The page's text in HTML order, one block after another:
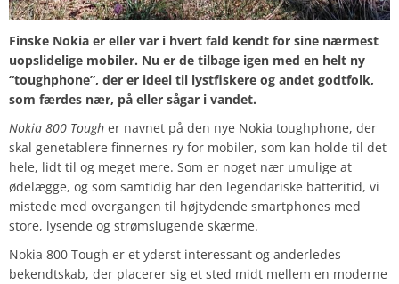
Finske Nokia er eller var i hvert fald kendt for sine nærmest
uopslidelige mobiler. Nu er de tilbage igen med en helt ny
“toughphone”, der er ideel til lystfiskere og andet godtfolk,
som færdes nær, på eller sågar i vandet.
Nokia 800 Tough er navnet på den nye Nokia toughphone, der
skal genetablere finnernes ry for mobiler, som kan holde til det
hele, lidt til og meget mere. Som er noget nær umulige at
ødelægge, og som samtidig har den legendariske batteritid, vi
mistede med overgangen til højtydende smartphones med
store, lysende og strømslugende skærme.
Nokia 800 Tough er et yderst interessant og anderledes
bekendtskab, der placerer sig et sted midt mellem en moderne